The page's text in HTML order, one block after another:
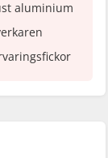
aluminium